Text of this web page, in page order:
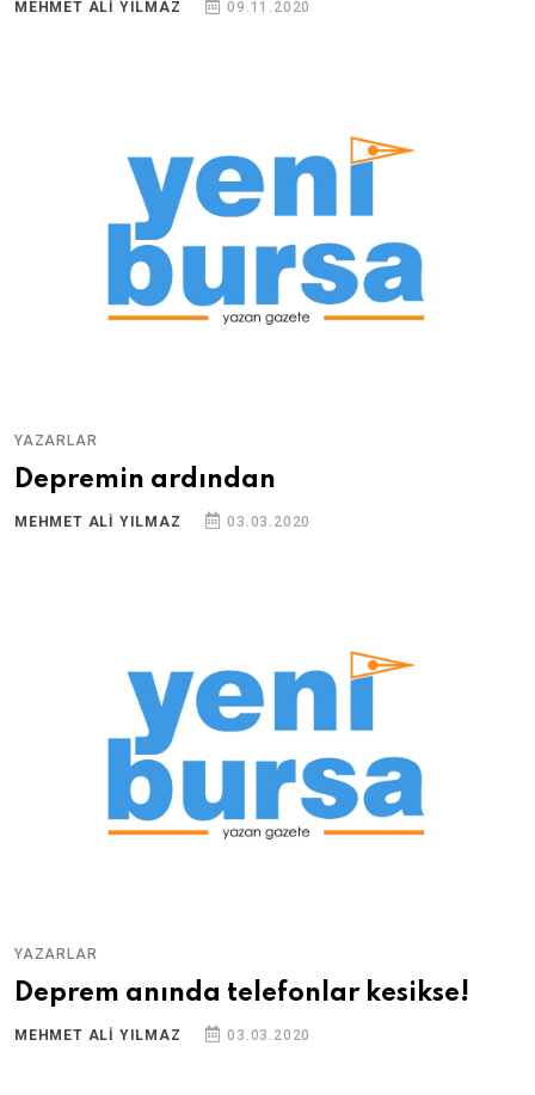
MEHMET ALI YILMAZ 09.11.2020
YAZARLAR
Depremin ardından
MEHMET ALI YILMAZ 03.03.2020
YAZARLAR
Deprem anında telefonlar kesikse!
MEHMET ALI YILMAZ 03.03.2020